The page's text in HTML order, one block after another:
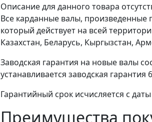
Описание для данного товара
Все карданные валы,
который действует на всей
Казахстан, Беларусь, Кыргызстан,
Заводская гарантия на новые валы
устанавливается заводская гарантия
Гарантийный срок исчисляется с
Преимущества